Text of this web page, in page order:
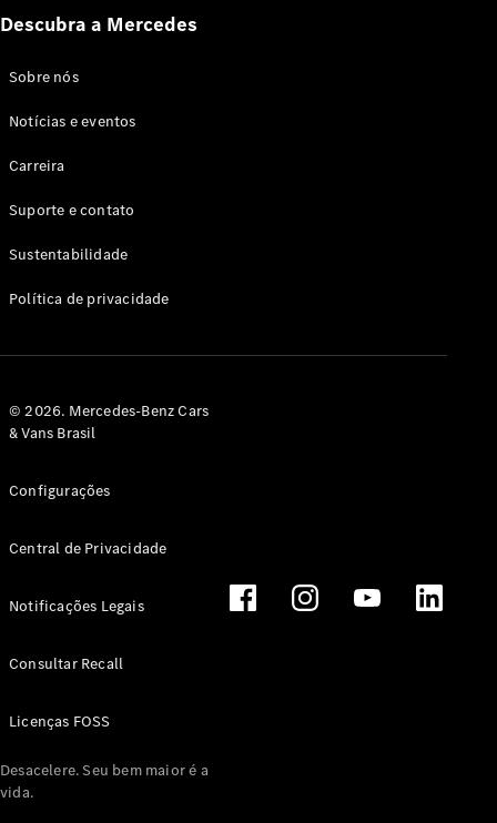
Descubra a Mercedes
Sobre nós
Notícias e eventos
Carreira
Suporte e contato
Sustentabilidade
Política de privacidade
© 2026. Mercedes-Benz Cars
& Vans Brasil
Configurações
Central de Privacidade
Notificações Legais
Consultar Recall
Licenças FOSS
Desacelere. Seu bem maior é a
vida.